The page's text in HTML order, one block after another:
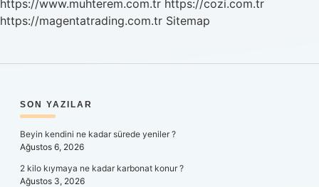
https://www.muhterem.com.tr https://cozi.com.tr
https://magentatrading.com.tr Sitemap
SIDEBAR
SON YAZILAR
Beyin kendini ne kadar sürede yeniler ?
Ağustos 6, 2026
2 kilo kıymaya ne kadar karbonat konur ?
Ağustos 3, 2026